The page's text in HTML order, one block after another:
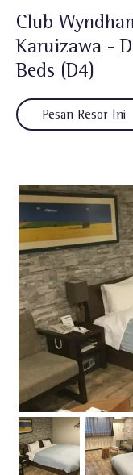
Club
Karuizawa -
Beds (D4)
Pesan Resor Ini